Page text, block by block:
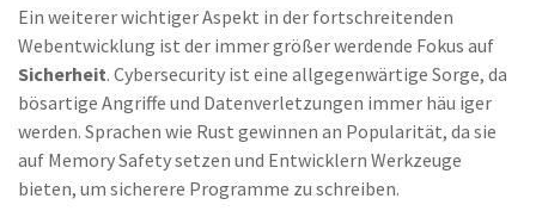
Ein weiterer wichtiger Aspekt in der fortschreitenden
Webentwicklung ist der immer größer werdende Fokus auf
Sicherheit. Cybersecurity ist eine allgegenwärtige Sorge, da
bösartige Angriffe und Datenverletzungen immer häu iger
werden. Sprachen wie Rust gewinnen an Popularität, da sie
auf Memory Safety setzen und Entwicklern Werkzeuge
bieten, um sicherere Programme zu schreiben.